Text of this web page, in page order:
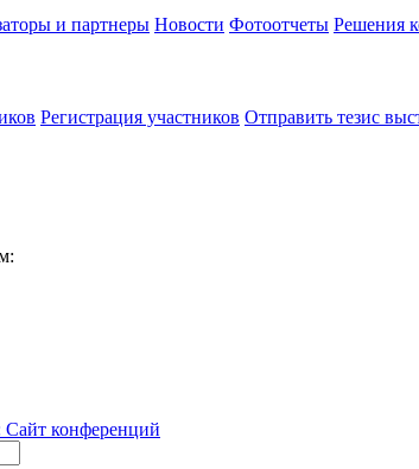
и партнеры Новости Фотоотчеты Решения
Регистрация участников Отправить тезис
Сайт конференций